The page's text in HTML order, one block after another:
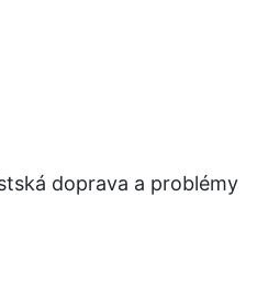
doprava a problémy